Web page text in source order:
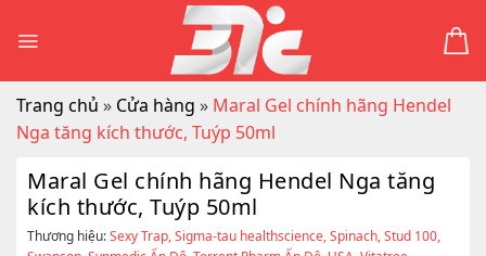
Trang chủ » Cửa hàng » Maral Gel chính hãng Hendel
Nga tăng kích thước, Tuýp 50ml
Maral Gel chính hãng Hendel Nga tăng
kích thước, Tuýp 50ml
Thương hiệu:Sexy Trap,Sigma-tau healthscience,Spinach,Stud 100,